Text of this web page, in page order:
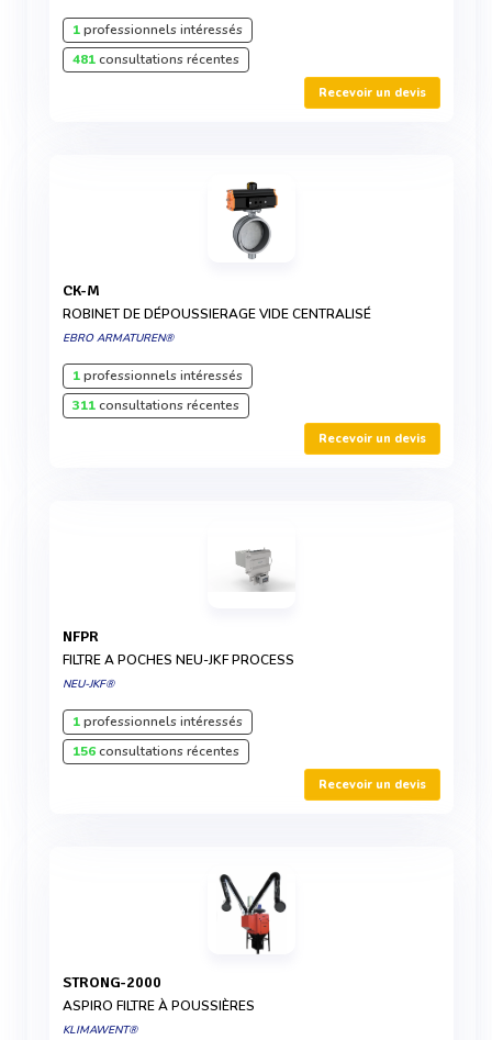
1professionnels intéressés
481consultations récentes
Recevoir un devis
CK-M
ROBINET DE DÉPOUSSIERAGE VIDE CENTRALISÉ
EBRO ARMATUREN®
1professionnels intéressés
311consultations récentes
Recevoir un devis
NFPR
FILTRE A POCHES NEU-JKF PROCESS
NEU-JKF®
1professionnels intéressés
156consultations récentes
Recevoir un devis
STRONG-2000
ASPIRO FILTRE À POUSSIÈRES
KLIMAWENT®